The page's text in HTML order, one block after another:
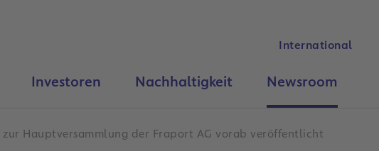
International
Investoren Nachhaltigkeit Newsroom
zur Hauptversammlung der Fraport AG vorab veröffentlicht